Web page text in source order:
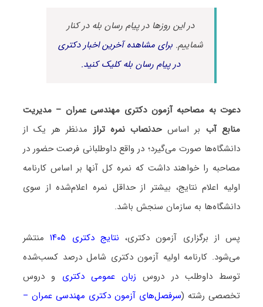
در این روزها در پیام رسان بله در کنار
شماییم.برای مشاهده آخرین اخبار دکتری
در پیام رسان بله کلیک کنید.
دعوت به مصاحبه آزمون دکتری مهندسی عمران – مدیریت
منابع آب بر اساسحدنصاب نمره ترازمدنظر هر یک از
دانشگاه‌ها صورت می‌گیرد؛ در واقع داوطلبانی فرصت حضور در
مصاحبه را خواهند داشت که نمره کل آنها بر اساس کارنامه
اولیه اعلام نتایج، بیشتر از حداقل نمره اعلام‌شده از سوی
دانشگاه‌ها به سازمان سنجش باشد.
پس از برگزاری آزمون دکتری، نتایج دکتری ۱۴۰۵
منتشر
می‌شود. کارنامه اولیه آزمون دکتری شامل درصد کسب‌شده
توسط داوطلب در دروس زبان عمومی دکتری و دروس
تخصصی رشته (سرفصل‌های آزمون دکتری مهندسی عمران –